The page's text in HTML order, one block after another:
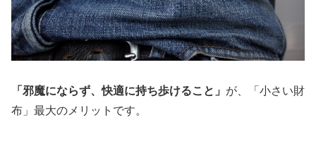
「邪魔にならず、快適に持ち歩けること」 が、「小さい財
布」最大のメリットです。